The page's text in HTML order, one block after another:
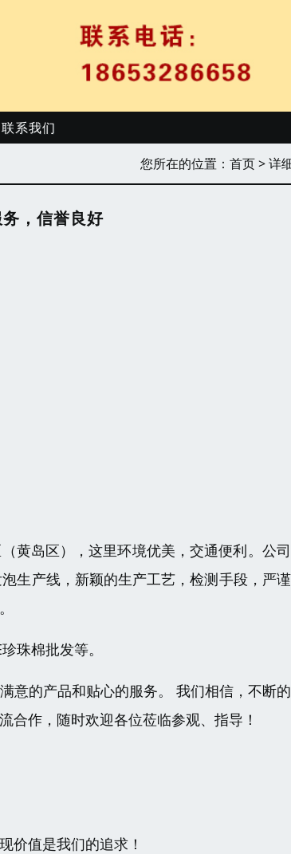
联系我们
您所在的位置： 首页> 详
，信誉良好
黄岛区），这里环境优美，交通便利。公
生产线，新颖的生产工艺，检测手段，严
珠棉批发等。
意的产品和贴心的服务。 我们相信，不断
合作，随时欢迎各位莅临参观、指导！
价值是我们的追求！